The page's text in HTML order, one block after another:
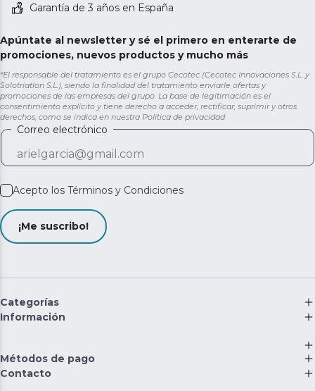
Garantía de 3 años en España
Apúntate al newsletter y sé el primero en enterarte de
promociones, nuevos productos y mucho más
*El responsable del tratamiento es el grupo Cecotec (Cecotec Innovaciones S.L. y
Solotriatlon S.L.), siendo la finalidad del tratamiento enviarle ofertas y
promociones de las empresas del grupo. La base de legitimación es el
consentimiento explícito y tiene derecho a acceder, rectificar, suprimir y otros
derechos, como se indica en nuestra Política de privacidad
Correo electrónico
Acepto los Términos y Condiciones
¡Me suscribo!
Categorías
Información
Métodos de pago
Contacto